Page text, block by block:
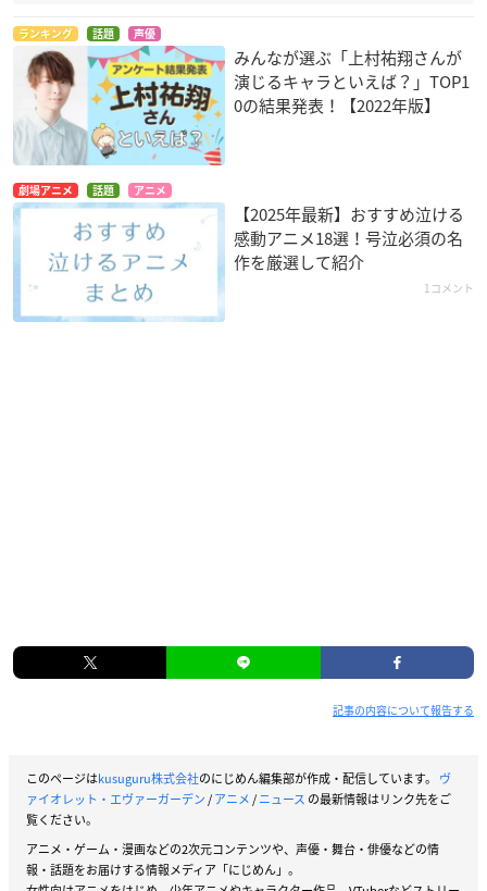
ランキング 話題 声優
みんなが選ぶ「上村祐翔さんが
演じるキャラといえば？」TOP1
0の結果発表！【2022年版】
劇場アニメ 話題 アニメ
【2025年最新】おすすめ泣ける
感動アニメ18選！号泣必須の名
作を厳選して紹介
1コメント
記事の内容について報告する
このページはkusuguru株式会社のにじめん編集部が作成・配信しています。 ヴ
ァイオレット・エヴァーガーデン/アニメ/ニュース の最新情報はリンク先をご
覧ください。
アニメ・ゲーム・漫画などの2次元コンテンツや、声優・舞台・俳優などの情
報・話題をお届けする情報メディア「にじめん」。